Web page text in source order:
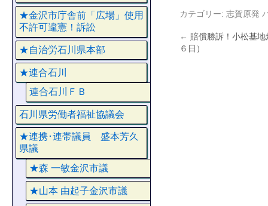
カテゴリー: 志賀原発
← 賠償勝訴！小松基
６日）
★金沢市庁舎前「広場」使用
不許可違憲！訴訟
★自治労石川県本部
★連合石川
連合石川ＦＢ
石川県労働者福祉協議会
★連携･連帯議員 盛本芳久
県議
★森 一敏金沢市議
★山本 由起子金沢市議